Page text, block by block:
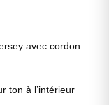
avec cordon
ton à l’intérieur